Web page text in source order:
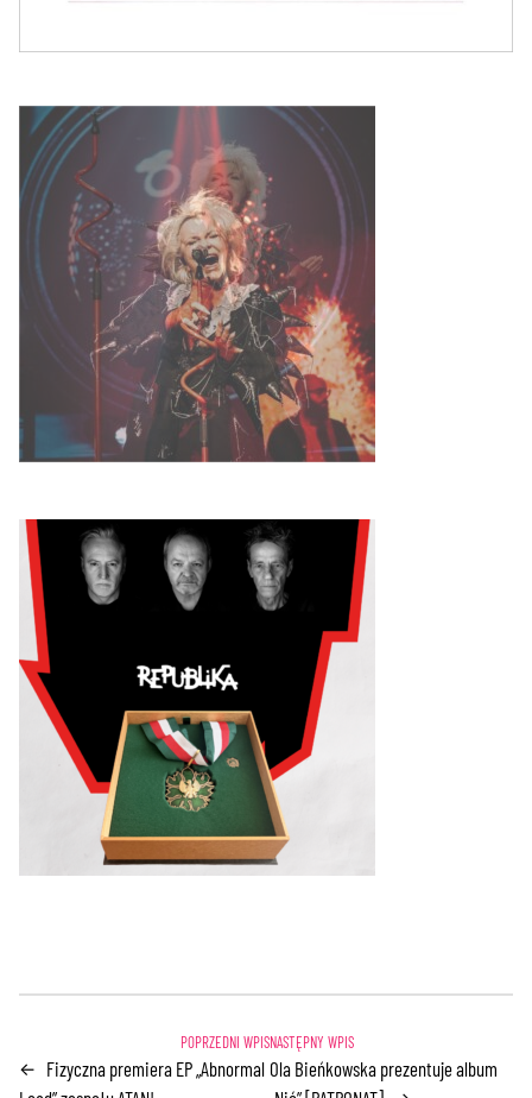
← Fizyczna premiera EP „Abnormal Ola Bieńkowska prezentuje album